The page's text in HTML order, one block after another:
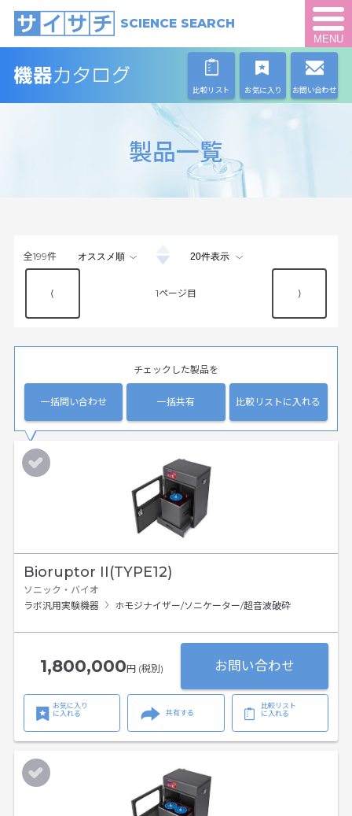
SCIENCE SEARCH
MENU
比較リスト お気に入り お問い合わせ
製品一覧
全199件
⟨ 1 ⟩
チェックした製品を
一括問い合わせ 一括共有 比較リストに入れる
Bioruptor II(TYPE12)
ソニック・バイオ
ラボ汎用実験機器
ホモジナイザー/ソニケーター/超音波破砕
1,800,000円 (税別) お問い合わせ
お気に入り
に入れる
共有する
比較リスト
に入れる